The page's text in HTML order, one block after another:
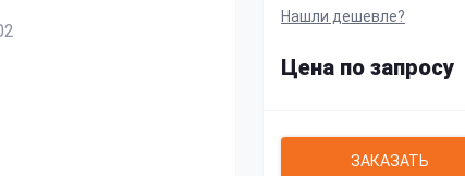
Нашли дешевле?
Цена по запросу
ЗАКАЗАТЬ